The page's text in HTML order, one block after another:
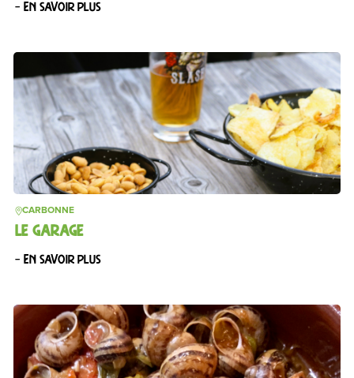
– En savoir plus
CARBONNE
LE GARAGE
– En savoir plus